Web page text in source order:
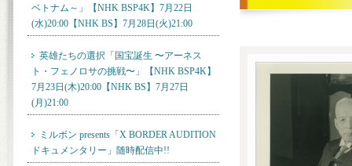
ベトナム～」【NHK BSP4K】7月22日
(水)20:00【NHK BS】7月28日(火)21:00
英雄たちの選択「国宝誕生 〜アーネス
ト・フェノロサの挑戦〜」【NHK BSP4K】
7月23日(木)20:00【NHK BS】7月27日
(月)21:00
ミルボン presents「X BORDER AUDITION
ドキュメンタリー」随時配信中!!